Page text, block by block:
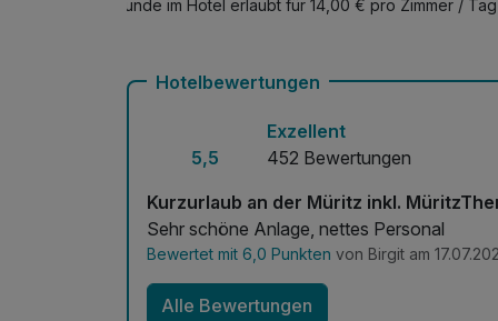
Hunde im Hotel erlaubt für 14,00 € pro Zimmer / Tag
Hotelbewertungen
5,5
Exzellent
452 Bewertungen
Kurzurlaub an der Müritz inkl.
Sehr schöne Anlage, nettes Personal
Bewertet mit 6,0 Punkten von Birgit am
Alle Bewertungen